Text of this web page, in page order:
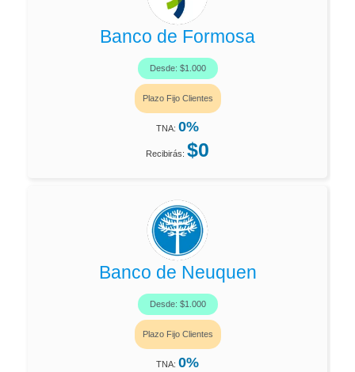
Banco de Formosa
Desde: $1.000
Plazo Fijo Clientes
TNA: 0%
Recibirás: $0
Banco de Neuquen
Desde: $1.000
Plazo Fijo Clientes
TNA: 0%